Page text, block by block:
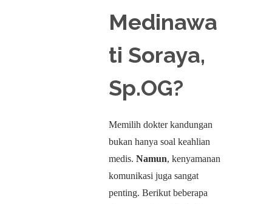
Medinawa
ti Soraya,
Sp.OG?
Memilih dokter kandungan
bukan hanya soal keahlian
medis. Namun, kenyamanan
komunikasi juga sangat
penting. Berikut beberapa